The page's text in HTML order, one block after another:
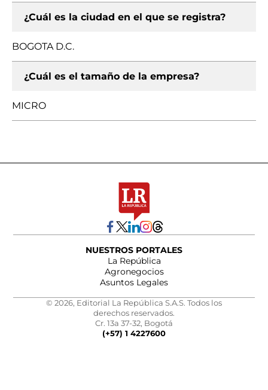
¿Cuál es la ciudad en el que se registra?
BOGOTA D.C.
¿Cuál es el tamaño de la empresa?
MICRO
NUESTROS PORTALES
La República
Agronegocios
Asuntos Legales
© 2026, Editorial La República S.A.S. Todos los
derechos reservados.
Cr. 13a 37-32, Bogotá
(+57) 1 4227600